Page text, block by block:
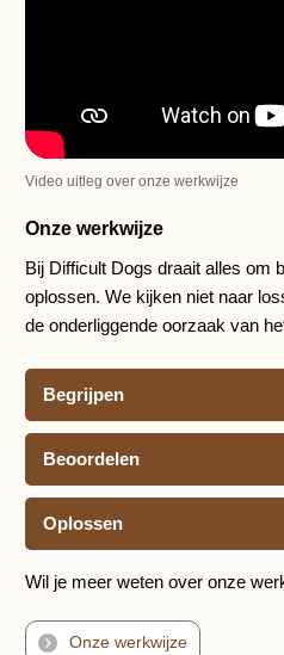
Video uitleg over onze werkwijze
Onze werkwijze
Bij Difficult Dogs draait alles om
oplossen. We kijken niet naar
de onderliggende oorzaak van
Begrijpen
Beoordelen
Oplossen
Wil je meer weten over onze
Onze werkwijze